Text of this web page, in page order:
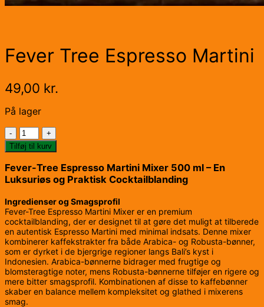
Fever Tree Espresso Martini
49,00 kr.
På lager
Fever
Tree
Espresso
Martini
antal
Tilføj til kurv
Fever-Tree Espresso Martini Mixer 500 ml – En
Luksuriøs og Praktisk Cocktailblanding
Ingredienser og Smagsprofil
Fever-Tree Espresso Martini Mixer er en premium
cocktailblanding, der er designet til at gøre det muligt at tilberede
en autentisk Espresso Martini med minimal indsats. Denne mixer
kombinerer kaffekstrakter fra både Arabica- og Robusta-bønner,
som er dyrket i de bjergrige regioner langs Bali’s kyst i
Indonesien. Arabica-bønnerne bidrager med frugtige og
blomsteragtige noter, mens Robusta-bønnerne tilføjer en rigere og
mere bitter smagsprofil. Kombinationen af disse to kaffebønner
skaber en balance mellem kompleksitet og glathed i mixerens
smag.